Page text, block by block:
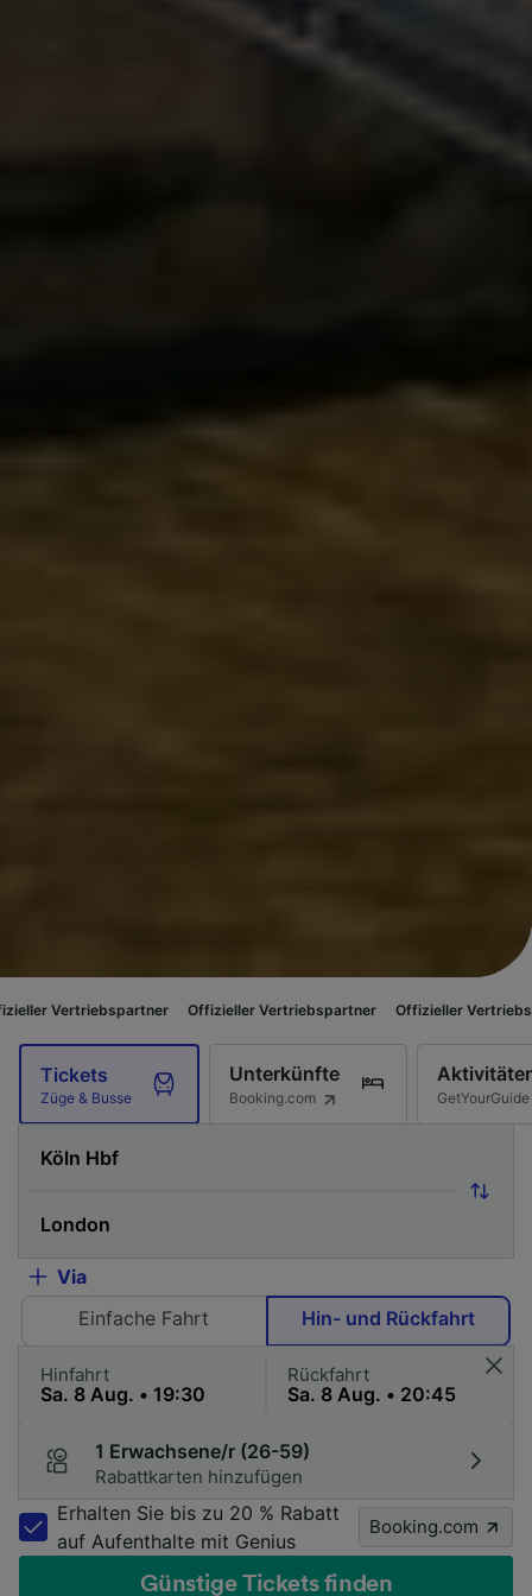
Offizieller Vertriebspartner Offizieller Vertriebspartner
Tickets
Züge & Busse
Unterkünfte
Booking.com GetYourGuide
Via
Einfache Fahrt
Hin- und Rückfahrt
Hinfahrt Rückfahrt
1 Erwachsene/r (26-59)
Rabattkarten hinzufügen
Erhalten Sie bis zu 20 % Rabatt
auf Aufenthalte mit Genius
Booking.com
Günstige Tickets finden